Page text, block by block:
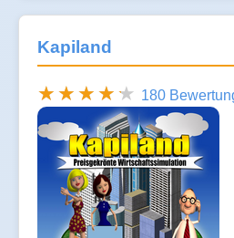
Kapiland
180